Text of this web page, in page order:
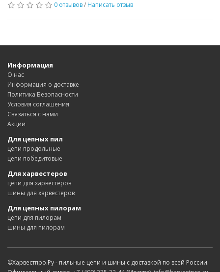
0 отзывов/ Написать отзыв
Информация
О нас
Информация о доставке
Политика Безопасности
Условия соглашения
Связаться с нами
Акции
Для цепных пил
цепи продольные
цепи победитовые
Для харвестеров
цепи для харвестеров
шины для харвестеров
Для цепных пилорам
цепи для пилорам
шины для пилорам
©Харвестпро.Ру - пильные цепи и шины с доставкой по всей России.